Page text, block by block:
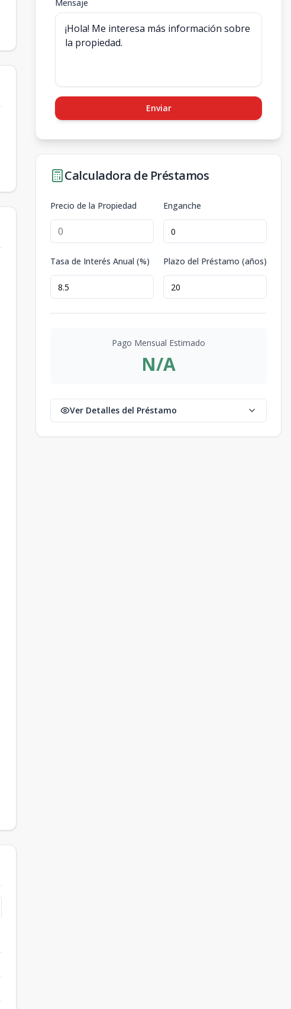
Mensaje
Enviar
Calculadora de Préstamos
Precio de la Propiedad Enganche
Tasa de Interés Anual (%) Plazo del Préstamo (años)
Pago Mensual Estimado
N/A
Ver Detalles del Préstamo